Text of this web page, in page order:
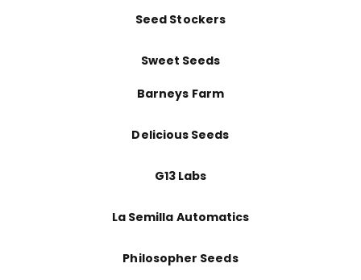
Seed Stockers
Sweet Seeds
Barneys Farm
Delicious Seeds
G13 Labs
La Semilla Automatics
Philosopher Seeds